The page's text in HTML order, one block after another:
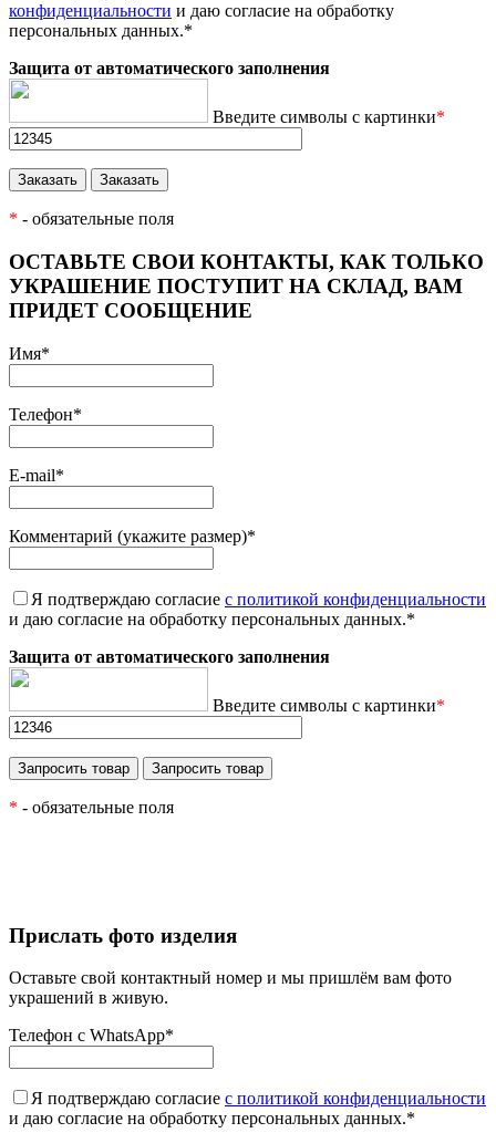
конфиденциальности и даю согласие на обработку
персональных данных.*
Защита от автоматического заполнения
Введите символы с картинки*
* - обязательные поля
ОСТАВЬТЕ СВОИ КОНТАКТЫ, КАК ТОЛЬКО
УКРАШЕНИЕ ПОСТУПИТ НА СКЛАД, ВАМ
ПРИДЕТ СООБЩЕНИЕ
Имя*
Телефон*
E-mail*
Комментарий (укажите размер)*
Я подтверждаю согласие с политикой конфиденциальности
и даю согласие на обработку персональных данных.*
Защита от автоматического заполнения
Введите символы с картинки*
* - обязательные поля
Прислать фото изделия
Оставьте свой контактный номер и мы пришлём вам фото
украшений в живую.
Телефон с WhatsApp*
Я подтверждаю согласие с политикой конфиденциальности
и даю согласие на обработку персональных данных.*